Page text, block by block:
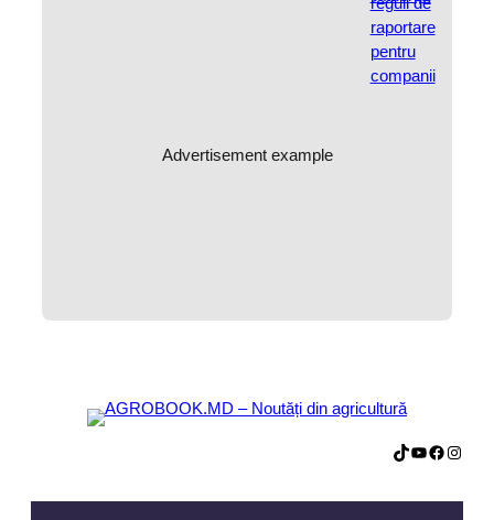
Advertisement example
TikTok YouTube Facebook Instagram